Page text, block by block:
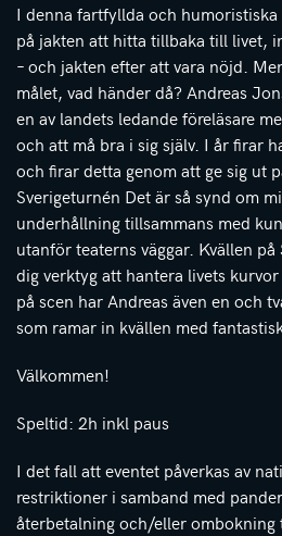
I denna fartfyllda och humoristiska
på jakten att hitta tillbaka till livet,
– och jakten efter att vara nöjd.
målet, vad händer då? Andreas
en av landets ledande föreläsare
och att må bra i sig själv. I år firar
och firar detta genom att ge sig ut
Sverigeturnén Det är så synd om
underhållning tillsammans med
utanför teaterns väggar. Kvällen på
dig verktyg att hantera livets
på scen har Andreas även en och
som ramar in kvällen med
Välkommen!
Speltid: 2h inkl paus
I det fall att eventet påverkas av
restriktioner i samband med
återbetalning och/eller ombokning